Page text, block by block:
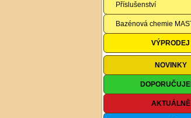
Příslušenství
Bazénová chemie
VÝPRODEJ
NOVINKY
AKTUÁLNĚ